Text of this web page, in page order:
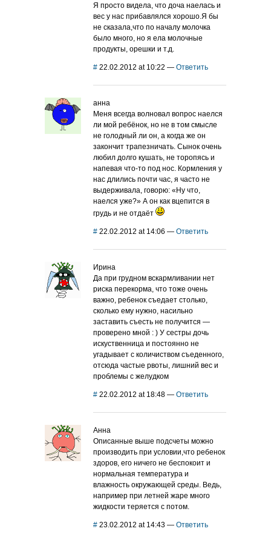
Я просто видела, что доча наелась и
вес у нас прибавлялся хорошо.Я бы
не сказала,что по началу молочка
было много, но я ела молочные
продукты, орешки и т.д.
# 22.02.2012 at 10:22 — Ответить
анна
Меня всегда волновал вопрос наелся
ли мой ребёнок, но не в том смысле
не голодный ли он, а когда же он
закончит трапезничать. Сынок очень
любил долго кушать, не торопясь и
напевая что-то под нос. Кормления у
нас длились почти час, я часто не
выдерживала, говорю: «Ну что,
наелся уже?» А он как вцепится в
грудь и не отдаёт
# 22.02.2012 at 14:06 — Ответить
Ирина
Да при грудном вскармливании нет
риска перекорма, что тоже очень
важно, ребенок съедает столько,
сколько ему нужно, насильно
заставить съесть не получится —
проверено мной : ) У сестры дочь
искуственница и постоянно не
угадывает с количиством съеденного,
отсюда частые рвоты, лишний вес и
проблемы с желудком
# 22.02.2012 at 18:48 — Ответить
Анна
Описанные выше подсчеты можно
производить при условии,что ребенок
здоров, его ничего не беспокоит и
нормальная температура и
влажность окружающей среды. Ведь,
например при летней жаре много
жидкости теряется с потом.
# 23.02.2012 at 14:43 — Ответить